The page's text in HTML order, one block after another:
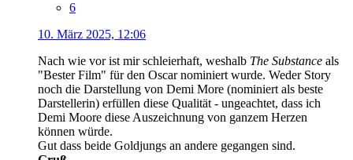
6
10. März 2025, 12:06
Nach wie vor ist mir schleierhaft, weshalb The Substance als
"Bester Film" für den Oscar nominiert wurde. Weder Story
noch die Darstellung von Demi More (nominiert als beste
Darstellerin) erfüllen diese Qualität - ungeachtet, dass ich
Demi Moore diese Auszeichnung von ganzem Herzen
können würde.
Gut dass beide Goldjungs an andere gegangen sind.